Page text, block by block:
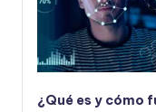
¿Qué es y cómo